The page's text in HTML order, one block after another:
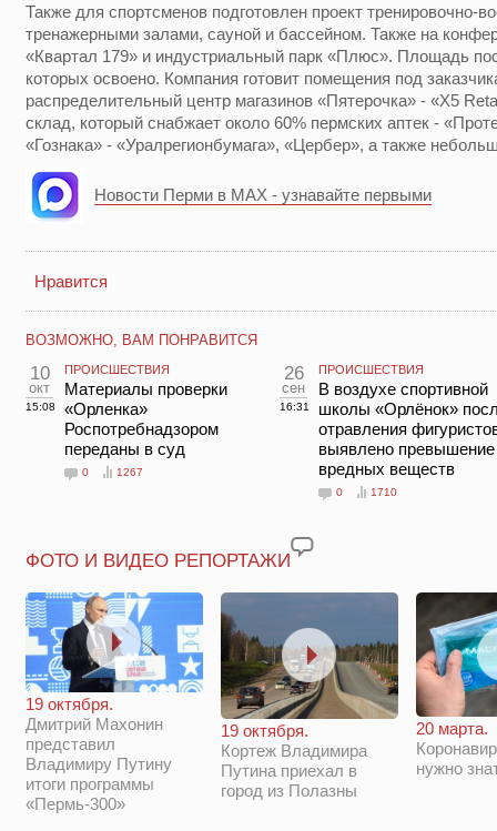
Также для спортсменов подготовлен проект тренировочно-
тренажерными залами, сауной и бассейном. Также на
«Квартал 179» и индустриальный парк «Плюс». Площадь
которых освоено. Компания готовит помещения под
распределительный центр магазинов «Пятерочка» - «X5
склад, который снабжает около 60% пермских аптек -
«Гознака» - «Уралрегионбумага», «Цербер», а также
Новости Перми в MAX - узнавайте первыми
Нравится
ВОЗМОЖНО, ВАМ ПОНРАВИТСЯ
10
окт
15:08
ПРОИСШЕСТВИЯ
Материалы проверки
«Орленка»
Роспотребнадзором
переданы в суд
0 1267
26
сен
16:31
ПРОИСШЕСТВИЯ
В воздухе спортивной
школы «Орлёнок»
отравления
выявлено превышение
вредных веществ
0 1710
ФОТО И ВИДЕО РЕПОРТАЖИ
19 октября.
Дмитрий Махонин
представил
Владимиру Путину
итоги программы
«Пермь-300»
19 октября.
Кортеж Владимира
Путина приехал в
город из Полазны
20 марта.
нужно